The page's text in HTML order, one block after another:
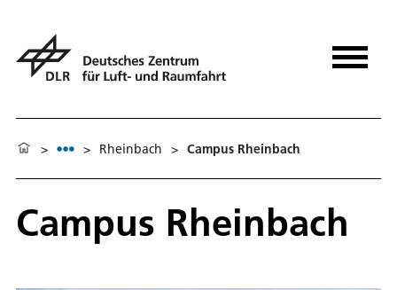
> > Rheinbach > Campus Rheinbach
Campus Rheinbach